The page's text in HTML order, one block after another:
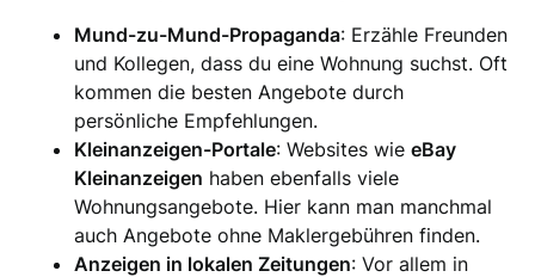
Mund-zu-Mund-Propaganda: Erzähle Freunden
und Kollegen, dass du eine Wohnung suchst. Oft
kommen die besten Angebote durch
persönliche Empfehlungen.
Kleinanzeigen-Portale: Websites wieeBay
Kleinanzeigen haben ebenfalls viele
Wohnungsangebote. Hier kann man manchmal
auch Angebote ohne Maklergebühren finden.
Anzeigen in lokalen Zeitungen: Vor allem in